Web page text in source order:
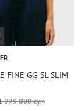
FINE GG SL SLIM
979 000 сум